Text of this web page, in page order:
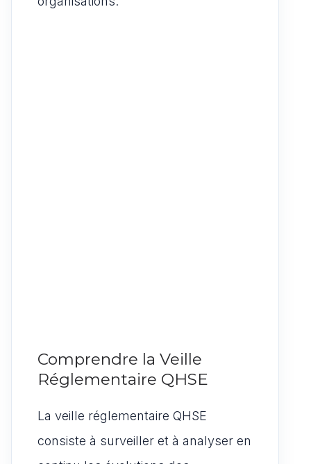
Comprendre la Veille
Réglementaire QHSE
La veille réglementaire QHSE
consiste à surveiller et à analyser en